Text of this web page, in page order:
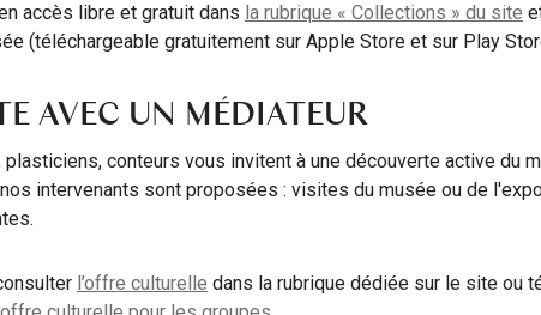
accès libre et gratuit dans la rubrique « Collections » du site
(téléchargeable gratuitement sur Apple Store et sur Play
AVEC UN MÉDIATEUR
plasticiens, conteurs vous invitent à une découverte active du
intervenants sont proposées : visites du musée ou de
l’offre culturelle dans la rubrique dédiée sur le site ou